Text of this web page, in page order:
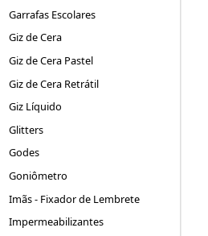
Garrafas Escolares
Giz de Cera
Giz de Cera Pastel
Giz de Cera Retrátil
Giz Líquido
Glitters
Godes
Goniômetro
Imãs - Fixador de Lembrete
Impermeabilizantes